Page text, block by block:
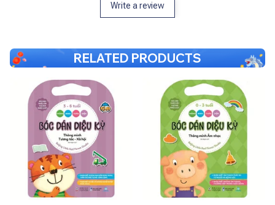
Write a review
RELATED PRODUCTS